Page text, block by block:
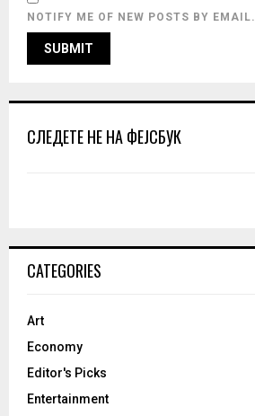
NOTIFY ME OF NEW POSTS BY EMAIL.
СЛЕДЕТЕ НЕ НА ФЕЈСБУК
CATEGORIES
Art
Economy
Editor's Picks
Entertainment